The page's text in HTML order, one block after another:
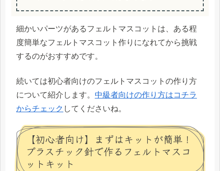
細かいパーツがあるフェルトマスコットは、ある程
度簡単なフェルトマスコット作りになれてから挑戦
するのがおすすめです。
続いては初心者向けのフェルトマスコットの作り方
について紹介します。 中級者向けの作り方はコチラ
からチェック してくださいね。
【初心者向け】まずはキットが簡単！
プラスチック針で作るフェルトマスコ
ットキット